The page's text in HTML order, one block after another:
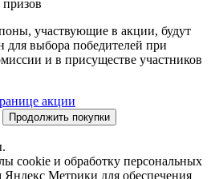
участвующие в акции, будут
для выбора победителей при
и в присуществе участников
акции
Продолжить покупки
cookie и обработку персональных
Яндекс Метрики для обеспечения